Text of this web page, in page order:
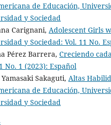
de Educación,
y Sociedad
Carignani, Adolescent Girls
y Sociedad: Vol. 11 No.
Pérez Barrera, Creciendo
No. 1 (2023): Español
Sakaguti, Altas
de Educación,
y Sociedad